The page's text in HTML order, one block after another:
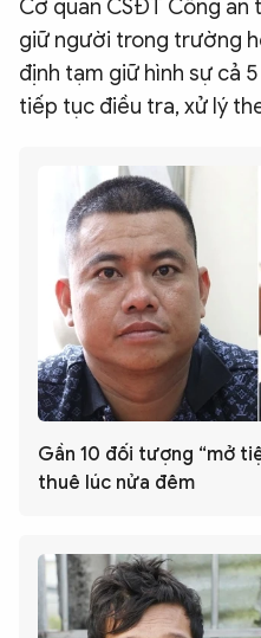
Cơ quan CSĐT Công an
giữ người trong trường
định tạm giữ hình sự cả
tiếp tục điều tra, xử lý
Gần 10 đối tượng “mở
thuê lúc nửa đêm